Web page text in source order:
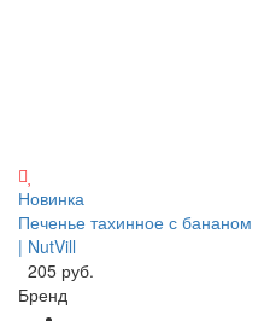
Новинка
Печенье тахинное с бананом
| NutVill
205 руб.
Бренд